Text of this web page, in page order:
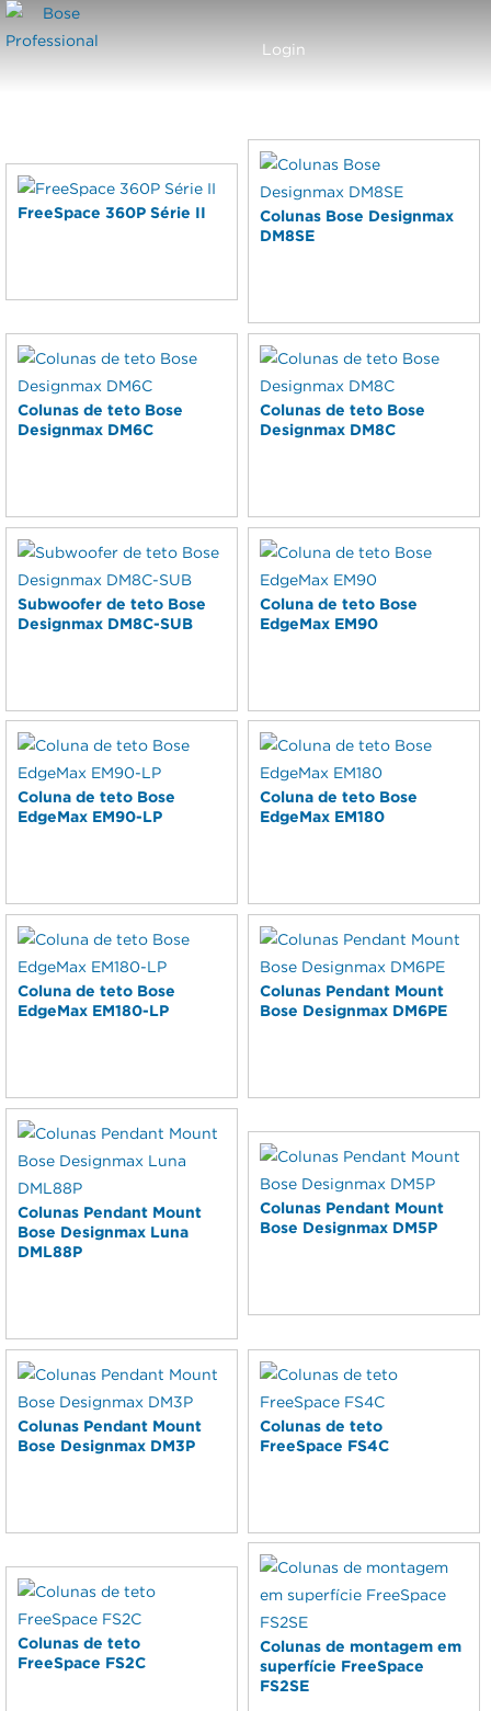
Login
Carrinho
FreeSpace 360P Série II
Colunas Bose Designmax
DM8SE
Colunas de teto Bose
Designmax DM6C
Colunas de teto Bose
Designmax DM8C
Subwoofer de teto Bose
Designmax DM8C-SUB
Coluna de teto Bose
EdgeMax EM90
Coluna de teto Bose
EdgeMax EM90-LP
Coluna de teto Bose
EdgeMax EM180
Coluna de teto Bose
EdgeMax EM180-LP
Colunas Pendant Mount
Bose Designmax DM6PE
Colunas Pendant Mount
Bose Designmax Luna
DML88P
Colunas Pendant Mount
Bose Designmax DM5P
Colunas Pendant Mount
Bose Designmax DM3P
Colunas de teto
FreeSpace FS4C
Colunas de teto
FreeSpace FS2C
Colunas de montagem em
superfície FreeSpace
FS2SE